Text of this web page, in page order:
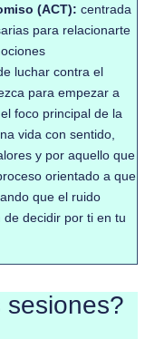
(ACT): centrada
para relacionarte
luchar contra el
para empezar a
foco principal de la
vida con sentido,
y por aquello que
orientado a que
que el ruido
decidir por ti en tu